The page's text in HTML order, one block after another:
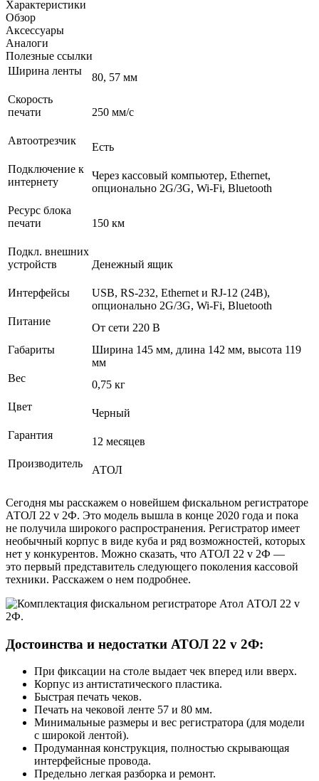
Характеристики
Обзор
Аксессуары
Аналоги
Полезные ссылки
Ширина ленты
80, 57 мм
Скорость
печати
250 мм/с
Автоотрезчик
Есть
Подключение к
интернету
Через кассовый компьютер, Ethernet,
опционально 2G/3G, Wi-Fi, Bluetooth
Ресурс блока
печати
150 км
Подкл. внешних
устройств
Денежный ящик
Интерфейсы
USB, RS-232, Ethernet и RJ-12 (24В),
опционально 2G/3G, Wi-Fi, Bluetooth
Питание
От сети 220 В
Габариты
Ширина 145 мм, длина 142 мм, высота 119
мм
Вес
0,75 кг
Цвет
Черный
Гарантия
12 месяцев
Производитель
АТОЛ
Сегодня мы расскажем о новейшем фискальном регистраторе
АТОЛ 22 v 2Ф. Это модель вышла в конце 2020 года и пока
не получила широкого распространения. Регистратор имеет
необычный корпус в виде куба и ряд возможностей, которых
нет у конкурентов. Можно сказать, что АТОЛ 22 v 2Ф —
это первый представитель следующего поколения кассовой
техники. Расскажем о нем подробнее.
Достоинства и недостатки АТОЛ 22 v 2Ф:
При фиксации на столе выдает чек вперед или вверх.
Корпус из антистатического пластика.
Быстрая печать чеков.
Печать на чековой ленте 57 и 80 мм.
Минимальные размеры и вес регистратора (для модели
с широкой лентой).
Продуманная конструкция, полностью скрывающая
интерфейсные провода.
Предельно легкая разборка и ремонт.